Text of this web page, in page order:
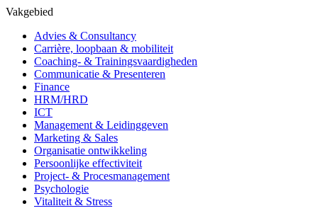
Vakgebied
Advies & Consultancy
Carrière, loopbaan & mobiliteit
Coaching- & Trainingsvaardigheden
Communicatie & Presenteren
Finance
HRM/HRD
ICT
Management & Leidinggeven
Marketing & Sales
Organisatie ontwikkeling
Persoonlijke effectiviteit
Project- & Procesmanagement
Psychologie
Vitaliteit & Stress